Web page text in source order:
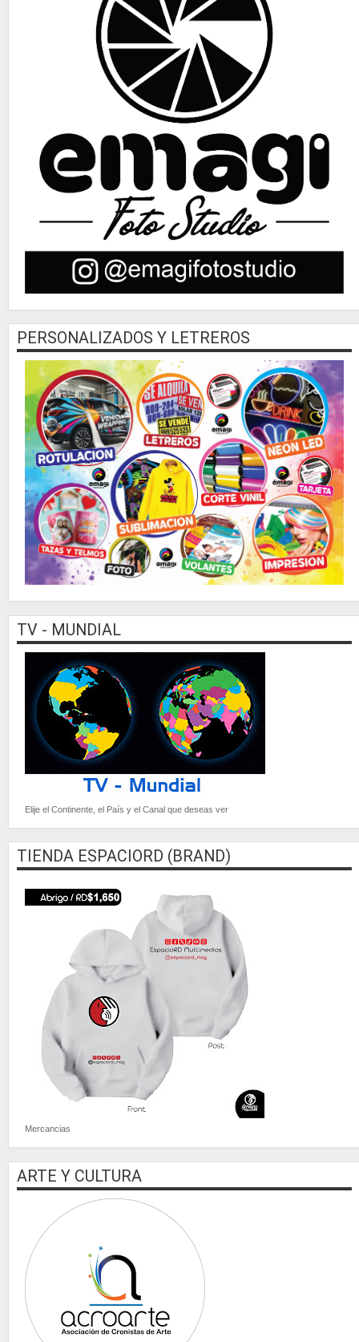
PERSONALIZADOS Y LETREROS
TV - MUNDIAL
Elije el Continente, el País y el Canal que deseas ver
TIENDA ESPACIORD (BRAND)
Mercancias
ARTE Y CULTURA